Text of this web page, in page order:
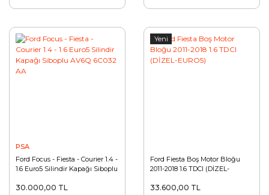
PSA
Ford Focus - Fiesta - Courier 1.4 -
1.6 Euro5 Silindir Kapağı Siboplu
30.000,00 TL
Yeni
Ford Fiesta Boş Motor Bloğu
2011-2018 1.6 TDCI (DİZEL-
33.600,00 TL